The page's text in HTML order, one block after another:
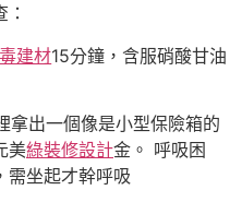
建材15分鐘，含服硝酸甘油
拿出一個像是小型保險箱的
美綠裝修設計金。 呼吸困
需坐起才幹呼吸